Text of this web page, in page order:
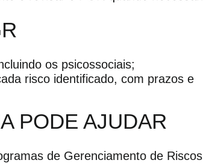
os psicossociais;
risco identificado, com prazos e
PODE AJUDAR
de Gerenciamento de Riscos